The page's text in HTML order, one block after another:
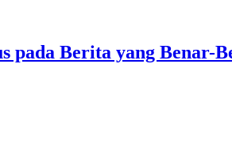
pada Berita yang Benar-